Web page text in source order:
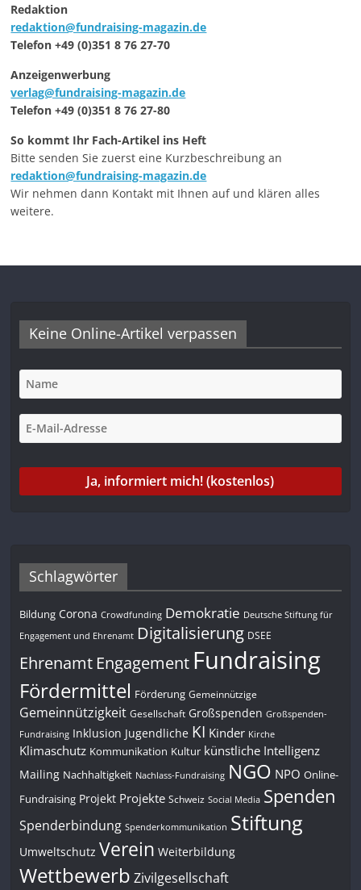
Redaktion
redaktion@fundraising-magazin.de
Telefon +49 (0)351 8 76 27-70
Anzeigenwerbung
verlag@fundraising-magazin.de
Telefon +49 (0)351 8 76 27-80
So kommt Ihr Fach-Artikel ins Heft
Bitte senden Sie zuerst eine Kurzbeschreibung an
redaktion@fundraising-magazin.de
Wir nehmen dann Kontakt mit Ihnen auf und klären alles
weitere.
Keine Online-Artikel verpassen
Schlagwörter
Bildung Corona Crowdfunding Demokratie Deutsche Stiftung für
Engagement und Ehrenamt Digitalisierung DSEE
Ehrenamt Engagement Fundraising
Fördermittel Förderung Gemeinnützige
Gemeinnützigkeit Gesellschaft Großspenden Großspenden-
Fundraising Inklusion Jugendliche KI Kinder Kirche
Klimaschutz Kommunikation Kultur künstliche Intelligenz
Mailing Nachhaltigkeit Nachlass-Fundraising NGO NPO Online-
Fundraising Projekt Projekte Schweiz Social Media Spenden
Spenderbindung Spenderkommunikation Stiftung
Umweltschutz Verein Weiterbildung
Wettbewerb Zivilgesellschaft